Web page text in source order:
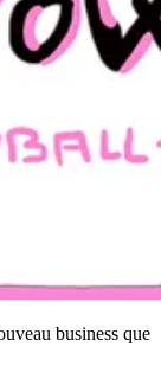
business que